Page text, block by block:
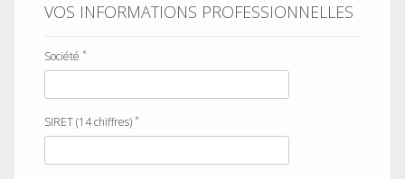
VOS INFORMATIONS PROFESSIONNELLES
Société *
SIRET (14 chiffres) *